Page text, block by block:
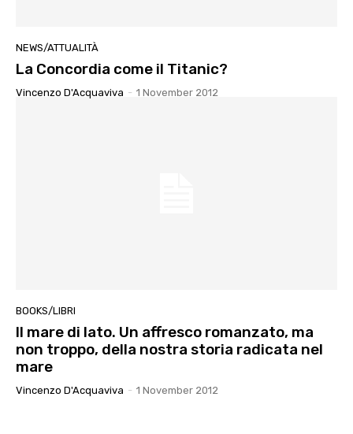
NEWS/ATTUALITÀ
La Concordia come il Titanic?
Vincenzo D'Acquaviva - 1 November 2012
BOOKS/LIBRI
Il mare di lato. Un affresco romanzato, ma
non troppo, della nostra storia radicata nel
mare
Vincenzo D'Acquaviva - 1 November 2012